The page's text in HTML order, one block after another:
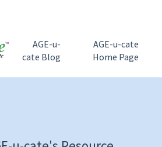
de Mostrar submenú de
AGE-u-
cate Blog
AGE-u-cate
Home Page